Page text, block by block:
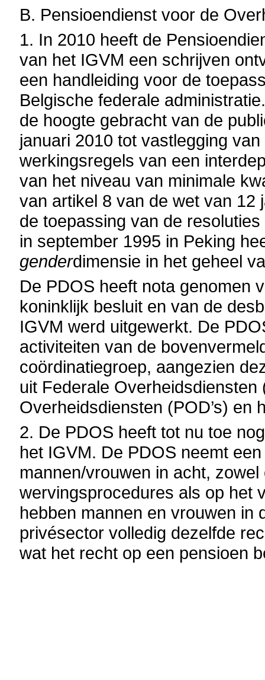
B. Pensioendienst voor de
1. In 2010 heeft de
van het IGVM een schrijven
een handleiding voor de
Belgische federale
de hoogte gebracht van de
januari 2010 tot vastlegging
werkingsregels van een
van het niveau van minimale
van artikel 8 van de wet van 12
de toepassing van de
in september 1995 in Peking
genderdimensie in het geheel
De PDOS heeft nota genomen
koninklijk besluit en van de
IGVM werd uitgewerkt. De
activiteiten van de
coördinatiegroep, aangezien
uit Federale Overheidsdiensten
Overheidsdiensten (POD’s) en
2. De PDOS heeft tot nu toe
het IGVM. De PDOS neemt
mannen/vrouwen in acht,
wervingsprocedures als op het
hebben mannen en vrouwen in
privésector volledig dezelfde
wat het recht op een pensioen